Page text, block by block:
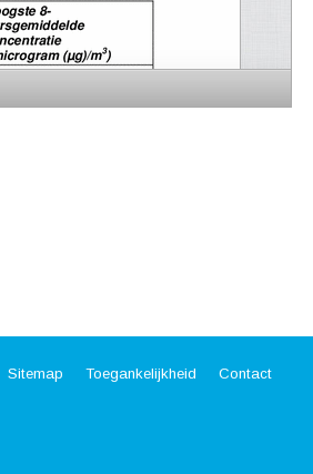
Sitemap Toegankelijkheid Contact